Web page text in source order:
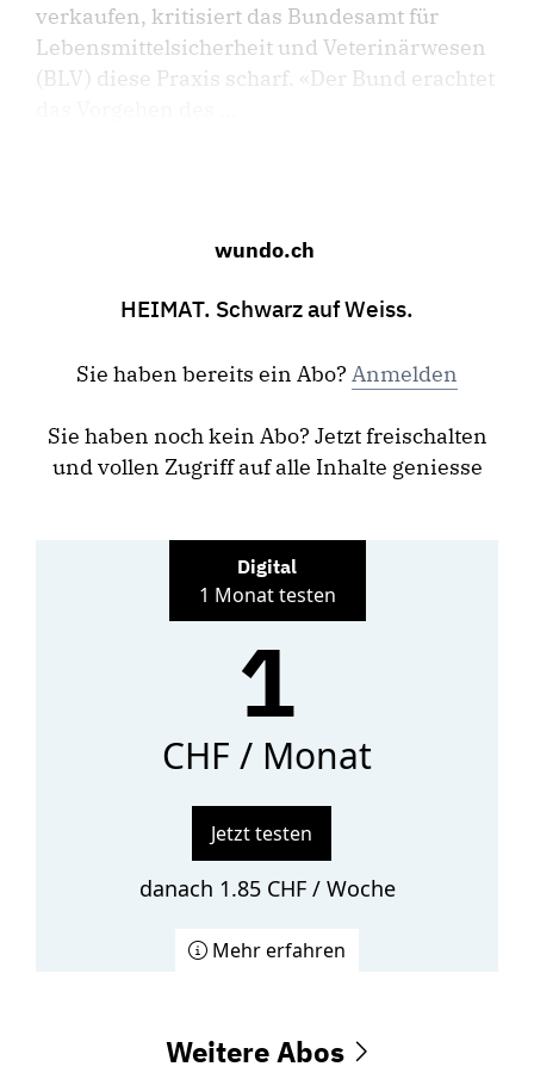
verkaufen, kritisiert das Bundesamt für
Lebensmittelsicherheit und Veterinärwesen
(BLV) diese Praxis scharf. «Der Bund erachtet
wundo.ch
HEIMAT. Schwarz auf Weiss.
Sie haben bereits ein Abo? Anmelden
Sie haben noch kein Abo? Jetzt freischalten
und vollen Zugriff auf alle Inhalte geniesse
Digital
1 Monat testen
1
CHF / Monat
Jetzt testen
danach 1.85 CHF / Woche
Mehr erfahren
Weitere Abos